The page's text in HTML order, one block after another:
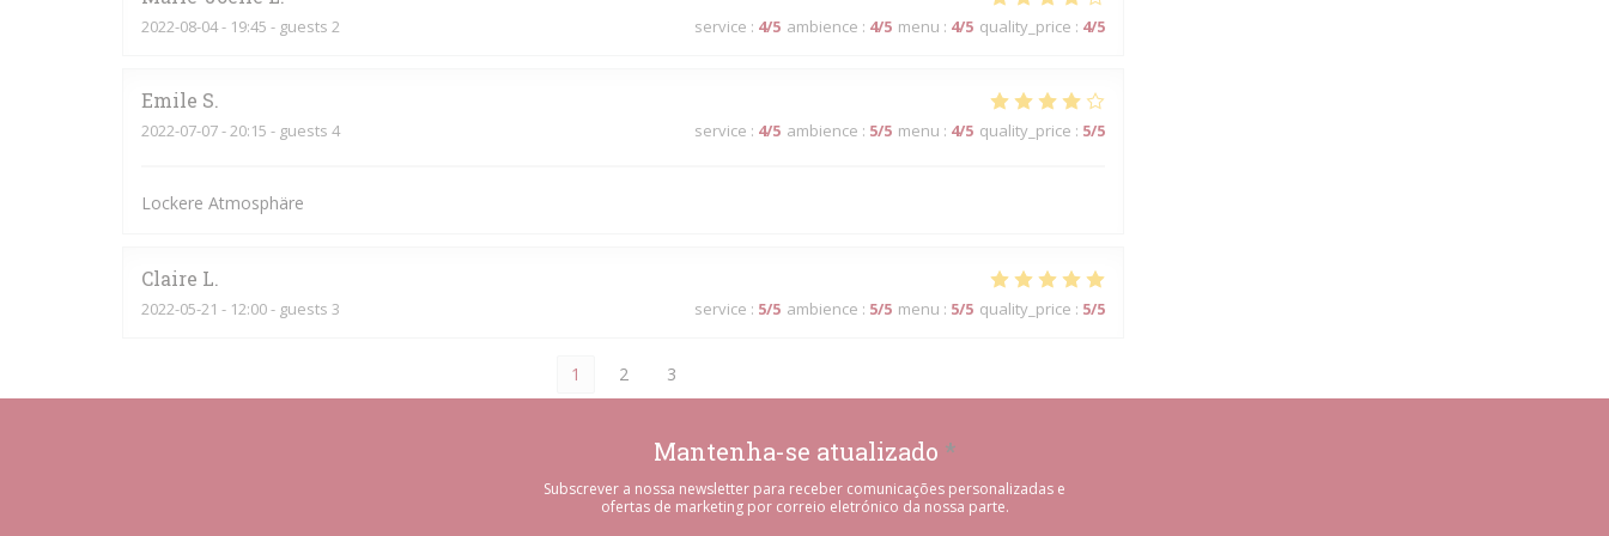
2022-08-04- 19:45 - guests 2 service : 4/5 ambience : 4/5 menu : 4/5 quality_price : 4/5
Emile S
2022-07-07- 20:15 - guests 4 service : 4/5 ambience : 5/5 menu : 4/5 quality_price : 5/5
Lockere Atmosphäre
Claire L
2022-05-21 - 12:00 - guests 3 service : 5/5 ambience : 5/5 menu : 5/5 quality_price : 5/5
1 2 3
Mantenha-se atualizado *
Subscrever a nossa newsletter para receber comunicações personalizadas e
ofertas de marketing por correio eletrónico da nossa parte.